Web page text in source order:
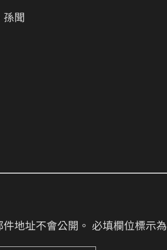
孫聞
地址不會公開。 必填欄位標示為